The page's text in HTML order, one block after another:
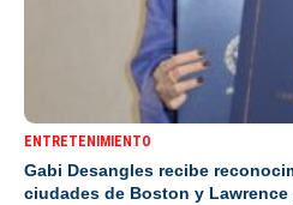
ENTRETENIMIENTO
Gabi Desangles recibe
ciudades de Boston y